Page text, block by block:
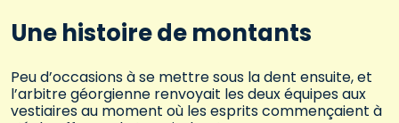
Une histoire de montants
Peu d’occasions à se mettre sous la dent ensuite, et
l’arbitre géorgienne renvoyait les deux équipes aux
vestiaires au moment où les esprits commençaient à